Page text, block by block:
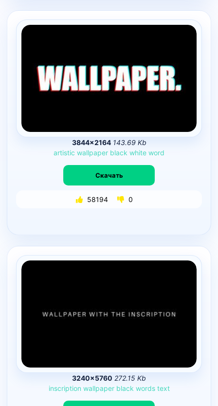
3844×2164 143.69 Kb
artistic wallpaper black white word
Скачать
58194 0
3240×5760 272.15 Kb
inscription wallpaper black words text